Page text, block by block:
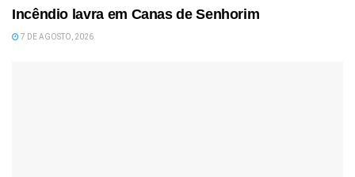
Incêndio lavra em Canas de Senhorim
7 DE AGOSTO, 2026